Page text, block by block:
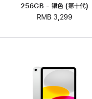
256GB - 银色 (第十代)
RMB 3,299